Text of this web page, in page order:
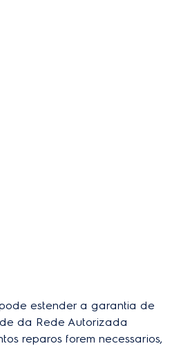
pode estender a garantia de
da Rede Autorizada
reparos forem necessarios,